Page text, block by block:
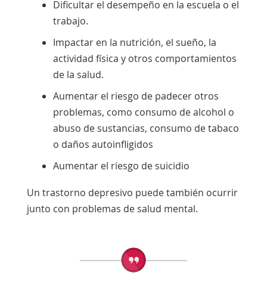
Dificultar el desempeño en la escuela o el
trabajo.
Impactar en la nutrición, el sueño, la
actividad física y otros comportamientos
de la salud.
Aumentar el riesgo de padecer otros
problemas, como consumo de alcohol o
abuso de sustancias, consumo de tabaco
o daños autoinfligidos
Aumentar el riesgo de suicidio
Un trastorno depresivo puede también ocurrir
junto con problemas de salud mental.